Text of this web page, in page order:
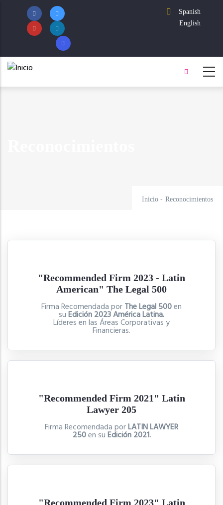
contenido
Spanish
English
Inicio - Reconocimientos
"Recommended Firm 2023 - Latin
American" The Legal 500
Firma Recomendada porThe Legal 500en
suEdición 2023 América Latina.
Líderes en las Áreas Corporativas y
Financieras.
"Recommended Firm 2021" Latin
Lawyer 205
Firma Recomendada porLATIN LAWYER
250en suEdición 2021.
"Recommended Firm 2023" Latin